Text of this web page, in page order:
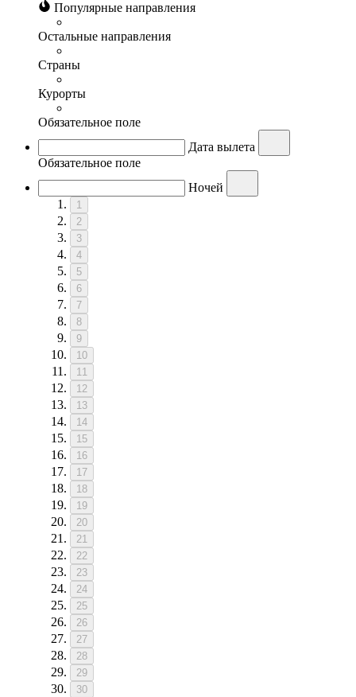
Популярные направления
Остальные направления
Страны
Курорты
Обязательное поле
Дата вылета
Обязательное поле
Ночей
1
2
3
4
5
6
7
8
9
10
11
12
13
14
15
16
17
18
19
20
21
22
23
24
25
26
27
28
29
30